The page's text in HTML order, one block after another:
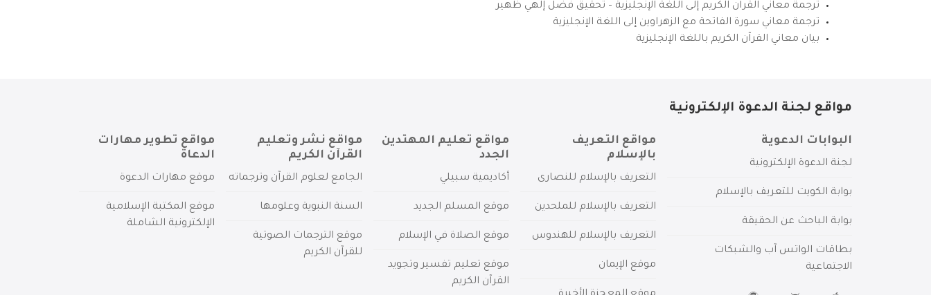
ترجمة معاني القرآن الكريم إلى اللغة الإنجليزية – تحقيق فضل إلهي ظهير
ترجمة معاني سورة الفاتحة مع الزهراوين إلى اللغة الإنجليزية
بيان معاني القرآن الكريم باللغة الإنجليزية
مواقع لجنة الدعوة الإلكترونية
البوابات الدعوية
لجنة الدعوة الإلكترونية
بوابة الكويت للتعريف بالإسلام
بوابة الباحث عن الحقيقة
بطاقات الواتس آب والشبكات
الاجتماعية
مواقع التعريف
بالإسلام
التعريف بالإسلام للنصارى
التعريف بالإسلام للملحدين
التعريف بالإسلام للهندوس
موقع الإيمان
مواقع تعليم المهتدين
الجدد
أكاديمية سبيلي
موقع المسلم الجديد
موقع الصلاة في الإسلام
موقع تعليم تفسير وتجويد
القرآن الكريم
مواقع نشر وتعليم
القرآن الكريم
الجامع لعلوم القرآن وترجماته
السنة النبوية وعلومها
موقع الترجمات الصوتية
للقرآن الكريم
مواقع تطوير مهارات
الدعاة
موقع مهارات الدعوة
موقع المكتبة الإسلامية
الإلكترونية الشاملة